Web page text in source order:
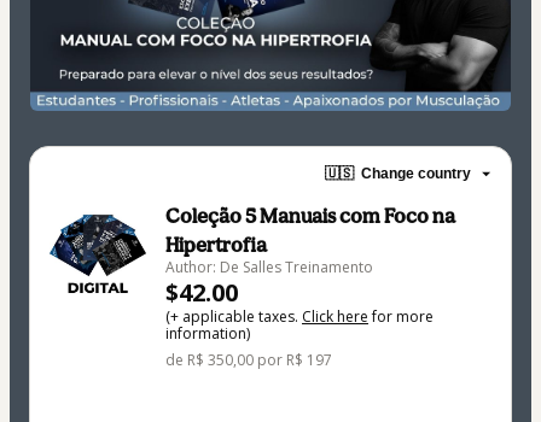
🇺🇸 Change country
Coleção 5 Manuais com Foco na
Hipertrofia
Author: De Salles Treinamento
$42.00
(+ applicable taxes. Click herefor more
information)
de R$ 350,00 por R$ 197